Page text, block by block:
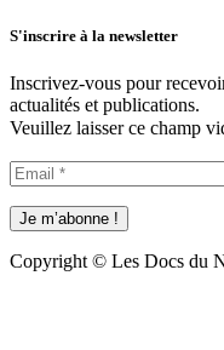
S'inscrire à la newsletter
Inscrivez-vous pour
actualités et publications.
Veuillez laisser ce champ
Copyright © Les Docs du